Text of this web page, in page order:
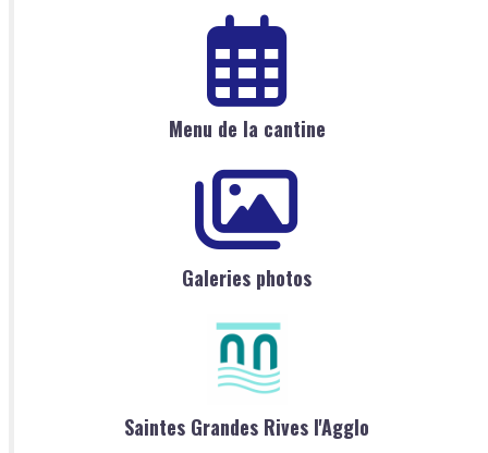
Menu de la cantine
Galeries photos
Saintes Grandes Rives l'Agglo